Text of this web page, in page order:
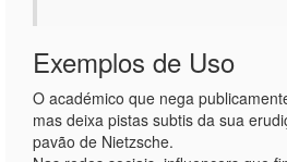
Exemplos de Uso
O académico que nega
mas deixa pistas subtis da sua
pavão de Nietzsche.